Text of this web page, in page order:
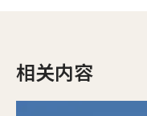
相关内容